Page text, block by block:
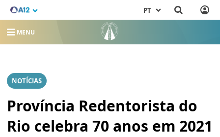
PT
MENU
NOTÍCIAS
Província Redentorista do
Rio celebra 70 anos em 2021